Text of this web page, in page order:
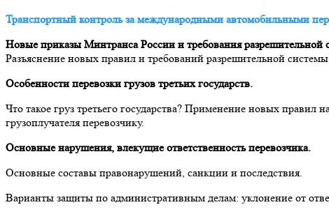
Транспортный контроль за международными автомобильными
Новые приказы Минтранса России и требования
Разъяснение новых правил и требований разрешительной
Особенности перевозки грузов третьих государств.
Что такое груз третьего государства? Применение новых
грузоплучателя перевозчику.
Основные нарушения, влекущие ответственность перевозчика.
Основные составы правонарушений, санкции и последствия.
Варианты защиты по административным делам: уклонение от